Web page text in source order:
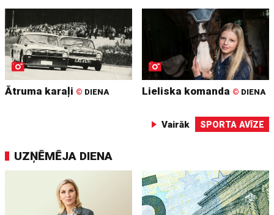
Ātruma karaļi © DIENA Lieliska komanda © DIENA
Vairāk SPORTA AVĪZE
UZŅĒMĒJA DIENA